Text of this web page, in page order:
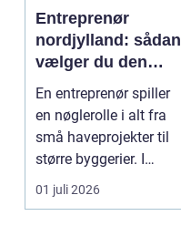
Entreprenør
nordjylland: sådan
vælger du den
rette
samarbejdspartner
til dit byggeri
En entreprenør spiller
en nøglerolle i alt fra
små haveprojekter til
større byggerier. I
Nordjylland...
01 juli 2026